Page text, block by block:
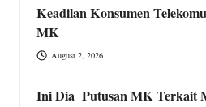
Keadilan Konsumen
MK
August 2, 2026
Ini Dia Putusan MK Terkait